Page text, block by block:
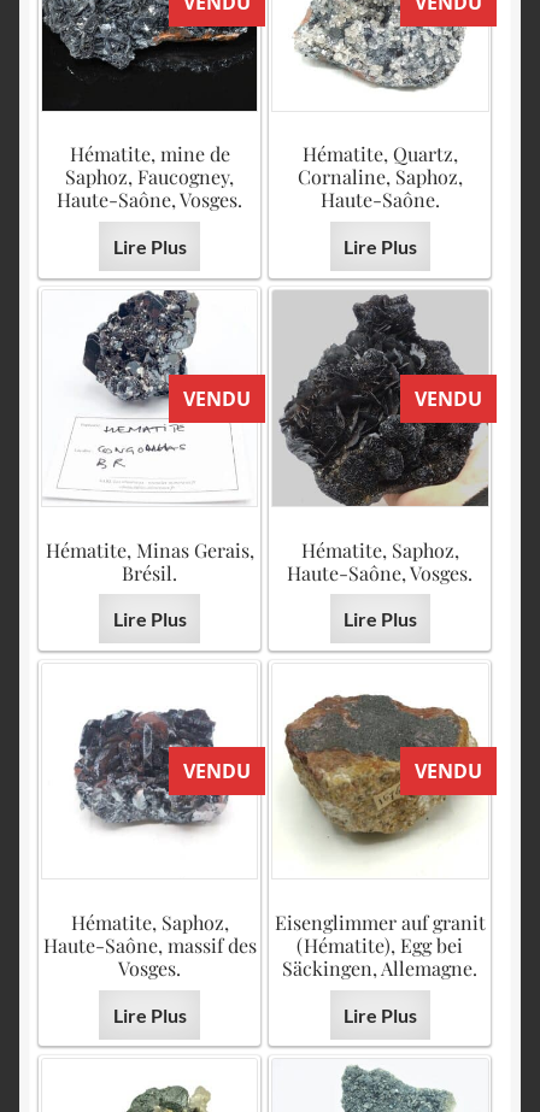
Hématite, mine de
Saphoz, Faucogney,
Haute-Saône, Vosges.
Lire Plus
Hématite, Quartz,
Cornaline, Saphoz,
Haute-Saône.
Lire Plus
VENDU
Hématite, Minas Gerais,
Brésil.
Lire Plus
VENDU
Hématite, Saphoz,
Haute-Saône, Vosges.
Lire Plus
VENDU
Hématite, Saphoz,
Haute-Saône, massif des
Vosges.
Lire Plus
VENDU
Eisenglimmer auf granit
(Hématite), Egg bei
Säckingen, Allemagne.
Lire Plus